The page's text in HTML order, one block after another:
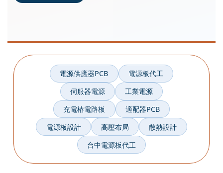
電源供應器PCB
電源板代工
伺服器電源
工業電源
充電樁電路板
適配器PCB
電源板設計
高壓布局
散熱設計
台中電源板代工